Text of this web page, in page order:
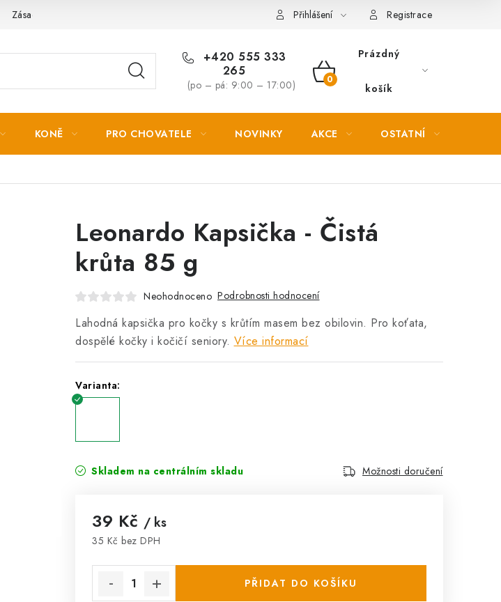
Zásady zpracování osobních údajů Přihlášení Registrace
+420 555 333
265
(po – pá: 9:00 – 17:00)
NÁKUPNÍ
Prázdný
košík
KONĚ PRO CHOVATELE NOVINKY AKCE OSTATNÍ
Leonardo Kapsička - Čistá
krůta 85 g
Neohodnoceno Podrobnosti hodnocení
Lahodná kapsička pro kočky s krůtím masem bez obilovin. Pro koťata,
dospělé kočky i kočičí seniory. Více informací
Varianta:
Skladem na centrálním skladu Možnosti doručení
39 Kč / ks
35 Kč bez DPH
PŘIDAT DO KOŠÍKU